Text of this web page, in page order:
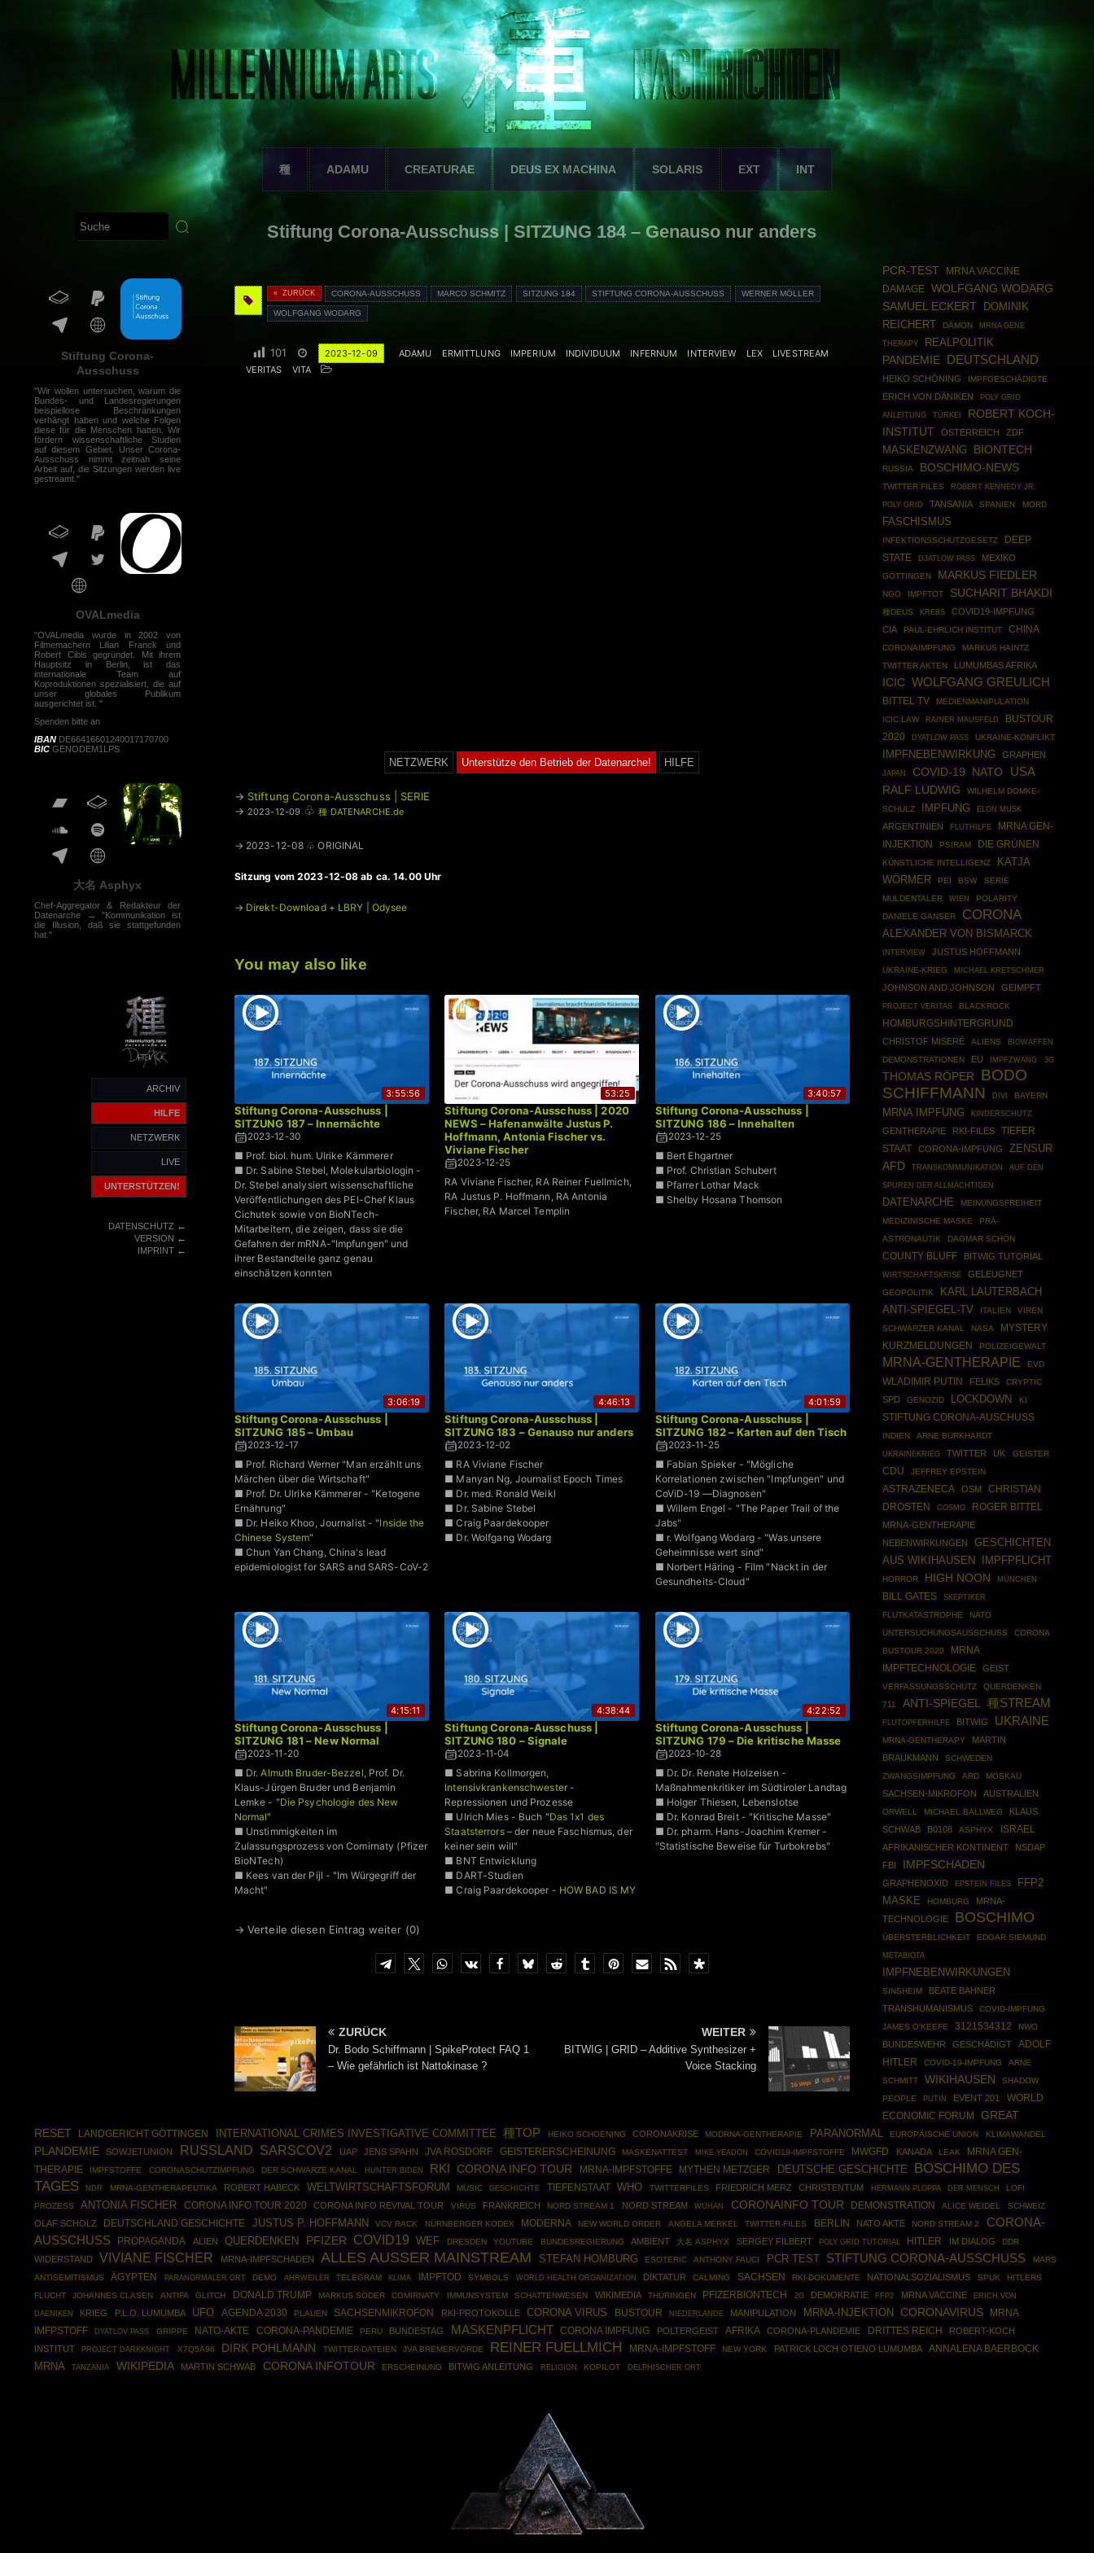
種 ADAMU CREATURAE DEUS EX MACHINA SOLARIS EXT INT
Stiftung Corona-
Ausschuss
"Wir wollen untersuchen, warum die
Bundes- und Landesregierungen
beispiellose Beschränkungen
verhängt haben und welche Folgen
diese für die Menschen hatten. Wir
fördern wissenschaftliche Studien
auf diesem Gebiet. Unser Corona-
Ausschuss nimmt zeitnah seine
Arbeit auf, die Sitzungen werden live
gestreamt."
OVALmedia
"OVALmedia wurde in 2002 von
Filmemachern Lilian Franck und
Robert Cibis gegründet. Mit ihrem
Hauptsitz in Berlin, ist das
internationale Team auf
Koproduktionen spezialisiert, die auf
unser globales Publikum
ausgerichtet ist. "
Spenden bitte an
IBAN DE66416601240017170700
BIC GENODEM1LPS
大名 Asphyx
Chef-Aggregator & Redakteur der
Datenarche → "Kommunikation ist
die Illusion, daß sie stattgefunden
hat."
ARCHIV
HILFE
NETZWERK
LIVE
UNTERSTÜTZEN!
DATENSCHUTZ←
VERSION ←
IMPRINT←
Stiftung Corona-Ausschuss | SITZUNG 184 – Genauso nur anders
« ZURÜCK CORONA-AUSSCHUSS MARCO SCHMITZ SITZUNG 184 STIFTUNG CORONA-AUSSCHUSS WERNER MÖLLER
WOLFGANG WODARG
101 2023-12-09 ADAMU ERMITTLUNG IMPERIUM INDIVIDUUM INFERNUM INTERVIEW LEX
LIVESTREAM
VERITAS
VITA
NETZWERK Unterstütze den Betrieb der Datenarche! HILFE
→ Stiftung Corona-Ausschuss | SERIE
→ 2023-12-09 ♧ 種 DATENARCHE.de
→ 2023-12-08 ♧ ORIGINAL
Sitzung vom 2023-12-08 ab ca. 14.00 Uhr
→ Direkt-Download+ LBRY | Odysee
You may also like
3:55:56
Stiftung Corona-Ausschuss |
SITZUNG 187 – Innernächte
2023-12-30
■ Prof. biol. hum. Ulrike Kämmerer
■ Dr. Sabine Stebel, Molekularbiologin -
Dr. Stebel analysiert wissenschaftliche
Veröffentlichungen des PEI-Chef Klaus
Cichutek sowie von BioNTech-
Mitarbeitern, die zeigen, dass sie die
Gefahren der mRNA-"Impfungen" und
ihrer Bestandteile ganz genau
einschätzen konnten
53:25
Stiftung Corona-Ausschuss | 2020
NEWS – Hafenanwälte Justus P.
Hoffmann, Antonia Fischer vs.
Viviane Fischer
2023-12-25
RA Viviane Fischer, RA Reiner Fuellmich,
RA Justus P. Hoffmann, RA Antonia
Fischer, RA Marcel Templin
3:40:57
Stiftung Corona-Ausschuss |
SITZUNG 186 – Innehalten
2023-12-25
■ Bert Ehgartner
■ Prof. Christian Schubert
■ Pfarrer Lothar Mack
■ Shelby Hosana Thomson
3:06:19
Stiftung Corona-Ausschuss |
SITZUNG 185 – Umbau
2023-12-17
■ Prof. Richard Werner "Man erzählt uns
Märchen über die Wirtschaft"
■ Prof. Dr. Ulrike Kämmerer - "Ketogene
Ernährung"
■ Dr. Heiko Khoo, Journalist - "Inside the
Chinese System"
■ Chun Yan Chang, China's lead
epidemiologist for SARS and SARS-CoV-2
4:46:13
Stiftung Corona-Ausschuss |
SITZUNG 183 – Genauso nur anders
2023-12-02
■ RA Viviane Fischer
■ Manyan Ng, Journalist Epoch Times
■ Dr. med. Ronald Weikl
■ Dr. Sabine Stebel
■ Craig Paardekooper
■ Dr. Wolfgang Wodarg
4:01:59
Stiftung Corona-Ausschuss |
SITZUNG 182 – Karten auf den Tisch
2023-11-25
■ Fabian Spieker - "Mögliche
Korrelationen zwischen "Impfungen" und
CoViD-19 —Diagnosen"
■ Willem Engel - "The Paper Trail of the
Jabs"
■ r. Wolfgang Wodarg - "Was unsere
Geheimnisse wert sind"
■ Norbert Häring - Film "Nackt in der
Gesundheits-Cloud"
4:15:11
Stiftung Corona-Ausschuss |
SITZUNG 181 – New Normal
2023-11-20
■ Dr.Almuth Bruder-Bezzel, Prof. Dr.
Klaus-Jürgen Bruder und Benjamin
Lemke - "Die Psychologie des New
Normal"
■ Unstimmigkeiten im
Zulassungsprozess von Comirnaty (Pfizer
BioNTech)
■ Kees van der Pijl - "Im Würgegriff der
Macht"
4:38:44
Stiftung Corona-Ausschuss |
SITZUNG 180 – Signale
2023-11-04
■ Sabrina Kollmorgen,
Intensivkrankenschwester-
Repressionen und Prozesse
■ Ulrich Mies - Buch "Das 1x1 des
Staatsterrors– der neue Faschismus, der
keiner sein will"
■ BNT Entwicklung
■ DART-Studien
■ Craig Paardekooper - HOW BAD IS MY
4:22:52
Stiftung Corona-Ausschuss |
SITZUNG 179 – Die kritische Masse
2023-10-28
■ Dr. Dr. Renate Holzeisen -
Maßnahmenkritiker im Südtiroler Landtag
■ Holger Thiesen, Lebenslotse
■ Dr. Konrad Breit - "Kritische Masse"
■ Dr. pharm. Hans-Joachim Kremer -
"Statistische Beweise für Turbokrebs"
→ Verteile diesen Eintrag weiter (0)
ZURÜCK
Dr. Bodo Schiffmann | SpikeProtect FAQ 1
– Wie gefährlich ist Nattokinase ?
WEITER
BITWIG | GRID – Additive Synthesizer +
Voice Stacking
PCR-TEST
MRNA VACCINE
DAMAGE
WOLFGANG WODARG
SAMUEL ECKERT
DOMINIK
REICHERT
DÄMON
MRNA GENE
THERAPY
REALPOLITIK
PANDEMIE DEUTSCHLAND
HEIKO SCHÖNING IMPFGESCHÄDIGTE
ERICH VON DÄNIKEN
POLY GRID
ANLEITUNG
TÜRKEI
ROBERT KOCH-
INSTITUT
ÖSTERREICH ZDF
MASKENZWANG BIONTECH
RUSSIA BOSCHIMO-NEWS
TWITTER FILES
ROBERT KENNEDY JR.
POLY GRID
TANSANIA SPANIEN MORD
FASCHISMUS
INFEKTIONSSCHUTZGESETZ
DEEP
STATE
DJATLOW PASS MEXIKO
GÖTTINGEN MARKUS FIEDLER
NGO IMPFTOT SUCHARIT BHAKDI
種DEUS KREBS
COVID19-IMPFUNG
CIA
PAUL-EHRLICH INSTITUT CHINA
CORONAIMPFUNG
MARKUS HAINTZ
TWITTER AKTEN
LUMUMBAS AFRIKA
ICIC WOLFGANG GREULICH
BITTEL TV
MEDIENMANIPULATION
ICIC.LAW
RAINER MAUSFELD
BUSTOUR
2020
DYATLOW PASS UKRAINE-KONFLIKT
IMPFNEBENWIRKUNG GRAPHEN
JAPAN COVID-19 NATO USA
RALF LUDWIG
WILHELM DOMKE-
SCHULZ
IMPFUNG ELON MUSK
ARGENTINIEN FLUTHILFE
MRNA GEN-
INJEKTION
PSIRAM DIE GRÜNEN
KÜNSTLICHE INTELLIGENZ
KATJA
WÖRMER
PEI BSW
SERIE
MULDENTALER
WIEN
POLARITY
DANIELE GANSER
CORONA
ALEXANDER VON BISMARCK
INTERVIEW JUSTUS HOFFMANN
UKRAINE-KRIEG MICHAEL KRETSCHMER
JOHNSON AND JOHNSON GEIMPFT
PROJECT VERITAS BLACKROCK
HOMBURGSHINTERGRUND
CHRISTOF MISERÉ ALIENS
BIOWAFFEN
DEMONSTRATIONEN
EU IMPFZWANG 3G
THOMAS RÖPER
BODO
SCHIFFMANN
DIVI BAYERN
MRNA IMPFUNG KINDERSCHUTZ
GENTHERAPIE RKI-FILES
TIEFER
STAAT
CORONA-IMPFUNG
ZENSUR
AFD
TRANSKOMMUNIKATION AUF DEN
SPUREN DER ALLMÄCHTIGEN
DATENARCHE
MEINUNGSFREIHEIT
MEDIZINISCHE MASKE
PRÄ-
ASTRONAUTIK
DAGMAR SCHÖN
COUNTY BLUFF BITWIG TUTORIAL
WIRTSCHAFTSKRISE GELEUGNET
GEOPOLITIK KARL LAUTERBACH
ANTI-SPIEGEL-TV ITALIEN
VIREN
SCHWARZER KANAL
NASA
MYSTERY
KURZMELDUNGEN
POLIZEIGEWALT
MRNA-GENTHERAPIE EVD
WLADIMIR PUTIN FELIKS CRYPTIC
SPD GENOZID LOCKDOWN KI
STIFTUNG CORONA-AUSCHUSS
INDIEN
ARNE BURKHARDT
UKRAINEKRIEG
TWITTER UK GEISTER
CDU JEFFREY EPSTEIN
ASTRAZENECA OSM
CHRISTIAN
DROSTEN
COSMO ROGER BITTEL
MRNA-GENTHERAPIE
NEBENWIRKUNGEN
GESCHICHTEN
AUS WIKIHAUSEN
IMPFPFLICHT
HORROR HIGH NOON MÜNCHEN
BILL GATES
SKEPTIKER
FLUTKATASTROPHE
NATO
UNTERSUCHUNGSAUSSCHUSS
CORONA
BUSTOUR 2020
MRNA
IMPFTECHNOLOGIE
GEIST
VERFASSUNGSSCHUTZ
QUERDENKEN
711
ANTI-SPIEGEL 種STREAM
FLUTOPFERHILFE BITWIG UKRAINE
MRNA-GENTHERAPY
MARTIN
BRAUKMANN
SCHWEDEN
ZWANGSIMPFUNG
ARD MOSKAU
SACHSEN-MIKROFON AUSTRALIEN
ORWELL MICHAEL BALLWEG
KLAUS
SCHWAB
B0108 ASPHYX ISRAEL
AFRIKANISCHER KONTINENT
NSDAP
FBI
IMPFSCHADEN
GRAPHENOXID EPSTEIN FILES
FFP2
MASKE
HOMBURG
MRNA-
TECHNOLOGIE
BOSCHIMO
ÜBERSTERBLICHKEIT EDGAR SIEMUND
METABIOTA
IMPFNEBENWIRKUNGEN
SINSHEIM
BEATE BAHNER
TRANSHUMANISMUS
COVID-IMPFUNG
JAMES O'KEEFE
3121534312 NWO
BUNDESWEHR GESCHÄDIGT
ADOLF
HITLER
COVID-19-IMPFUNG
ARNE
SCHMITT
WIKIHAUSEN
SHADOW
PEOPLE
PUTIN EVENT 201
WORLD
ECONOMIC FORUM
GREAT
RESET
LANDGERICHT GÖTTINGEN INTERNATIONAL CRIMES INVESTIGATIVE COMMITTEE 種TOP HEIKO SCHOENING CORONAKRISE MODRNA-GENTHERAPIE PARANORMAL EUROPÄISCHE UNION KLIMAWANDEL
PLANDEMIE SOWJETUNION RUSSLAND SARSCOV2 UAP JENS SPAHN JVA ROSDORF GEISTERERSCHEINUNG MASKENATTEST MIKE YEADON COVID19-IMPFSTOFFE MWGFD KANADA LEAK
MRNA GEN-
THERAPIE
IMPFSTOFFE CORONASCHUTZIMPFUNG DER SCHWARZE KANAL HUNTER BIDEN RKI CORONA INFO TOUR MRNA-IMPFSTOFFE MYTHEN METZGER DEUTSCHE GESCHICHTE
BOSCHIMO DES
TAGES
NDR MRNA-GENTHERAPEUTIKA ROBERT HABECK WELTWIRTSCHAFTSFORUM MUSIC GESCHICHTE TIEFENSTAAT WHO TWITTERFILES FRIEDRICH MERZ CHRISTENTUM HERMANN PLOPPA DER MENSCH
LOFI
PROZESS
ANTONIA FISCHER CORONA INFO TOUR 2020 CORONA INFO REVIVAL TOUR VIRUS FRANKREICH NORD STREAM 1 NORD STREAM WUHAN CORONAINFO TOUR DEMONSTRATION ALICE WEIDEL SCHWEIZ
OLAF SCHOLZ DEUTSCHLAND GESCHICHTE JUSTUS P. HOFFMANN VCV RACK NÜRNBERGER KODEX MODERNA NEW WORLD ORDER ANGELA MERKEL TWITTER-FILES BERLIN NATO AKTE NORD STREAM 2
CORONA-
AUSSCHUSS
PROPAGANDA ALIEN QUERDENKEN PFIZER COVID19 WEF DRESDEN YOUTUBE BUNDESREGIERUNG AMBIENT 大名 ASPHYX SERGEY FILBERT POLY GRID TUTORIAL HITLER IM DIALOG DDR
WIDERSTAND VIVIANE FISCHER MRNA-IMPFSCHADEN ALLES AUSSER MAINSTREAM STEFAN HOMBURG ESOTERIC ANTHONY FAUCI PCR TEST STIFTUNG CORONA-AUSSCHUSS
MARS
ANTISEMITISMUS
ÄGYPTEN PARANORMALER ORT DEMO AHRWEILER TELEGRAM KLIMA IMPFTOD SYMBOLS WORLD HEALTH ORGANIZATION DIKTATUR CALMING SACHSEN RKI-DOKUMENTE NATIONALSOZIALISMUS SPUK
HITLERS
FLUCHT
JOHANNES CLASEN ANTIFA GLITCH DONALD TRUMP MARKUS SÖDER COMIRNATY IMMUNSYSTEM SCHATTENWESEN WIKIMEDIA THÜRINGEN PFIZERBIONTECH 2G DEMOKRATIE FFP2 MRNA VACCINE ERICH VON
DAENIKEN KRIEG P.L.O. LUMUMBA UFO AGENDA 2030 PLAUEN SACHSENMIKROFON RKI-PROTOKOLLE CORONA VIRUS BUSTOUR NIEDERLANDE MANIPULATION MRNA-INJEKTION CORONAVIRUS
MRNA
IMFPSTOFF
DYATLOV PASS GRIPPE NATO-AKTE CORONA-PANDEMIE PERU BUNDESTAG MASKENPFLICHT CORONA IMPFUNG POLTERGEIST AFRIKA CORONA-PLANDEMIE DRITTES REICH
ROBERT-KOCH
INSTITUT
PROJECT DARKKNIGHT X7Q5A96 DIRK POHLMANN TWITTER-DATEIEN JVA BREMERVÖRDE REINER FUELLMICH MRNA-IMPFSTOFF NEW YORK PATRICK LOCH OTIENO LUMUMBA ANNALENA BAERBOCK
MRNA TANZANIA WIKIPEDIA MARTIN SCHWAB CORONA INFOTOUR ERSCHEINUNG BITWIG ANLEITUNG RELIGION KOPILOT DELPHISCHER ORT
Powered By :